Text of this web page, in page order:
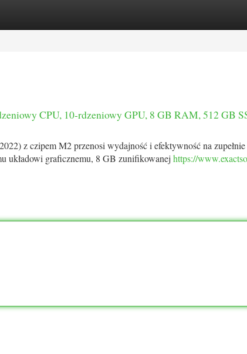
CPU, 10-rdzeniowy GPU, 8 GB RAM, 512 GB
z czipem M2 przenosi wydajność i efektywność na
układowi graficznemu, 8 GB zunifikowanej https://